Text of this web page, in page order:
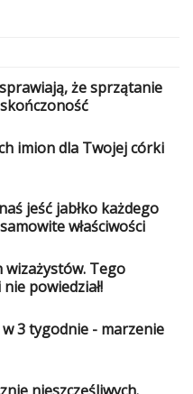
że sprzątanie
imion dla Twojej córki
jeść jabłko każdego
właściwości
wizażystów. Tego
powiedział!
w 3 tygodnie - marzenie
nieszczęśliwych.